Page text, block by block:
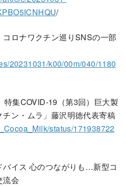
/
ロナワクチン巡りSNSの一部
20231031/k00/00m/040/1180
集COVID-19（第3回）巨大製
ン・ムラ」藤沢明徳代表寄稿
status/171938722
イス 心のつながりも…新型コ
流会